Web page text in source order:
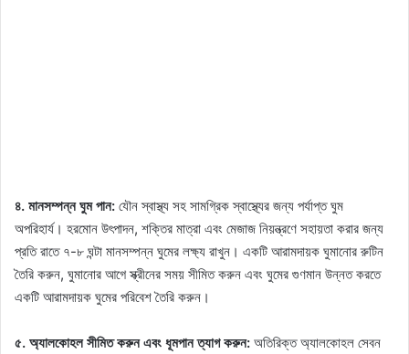
৪. মানসম্পন্ন ঘুম পান: যৌন স্বাস্থ্য সহ সামগ্রিক স্বাস্থ্যের জন্য পর্যাপ্ত ঘুম
অপরিহার্য। হরমোন উৎপাদন, শক্তির মাত্রা এবং মেজাজ নিয়ন্ত্রণে সহায়তা করার জন্য
প্রতি রাতে ৭-৮ ঘন্টা মানসম্পন্ন ঘুমের লক্ষ্য রাখুন। একটি আরামদায়ক ঘুমানোর রুটিন
তৈরি করুন, ঘুমানোর আগে স্ক্রীনের সময় সীমিত করুন এবং ঘুমের গুণমান উন্নত করতে
একটি আরামদায়ক ঘুমের পরিবেশ তৈরি করুন।
৫. অ্যালকোহল সীমিত করুন এবং ধূমপান ত্যাগ করুন: অতিরিক্ত অ্যালকোহল সেবন